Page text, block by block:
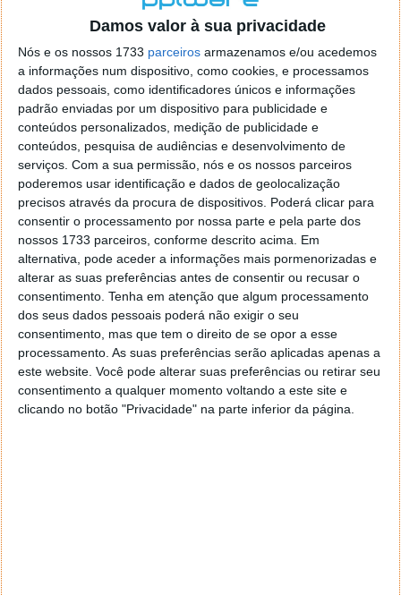
Damos valor à sua privacidade
Nós e os nossos 1733 parceiros armazenamos e/ou acedemos
a informações num dispositivo, como cookies, e processamos
dados pessoais, como identificadores únicos e informações
padrão enviadas por um dispositivo para publicidade e
conteúdos personalizados, medição de publicidade e
conteúdos, pesquisa de audiências e desenvolvimento de
serviços. Com a sua permissão, nós e os nossos parceiros
poderemos usar identificação e dados de geolocalização
precisos através da procura de dispositivos. Poderá clicar para
consentir o processamento por nossa parte e pela parte dos
nossos 1733 parceiros, conforme descrito acima. Em
alternativa, pode aceder a informações mais pormenorizadas e
alterar as suas preferências antes de consentir ou recusar o
consentimento. Tenha em atenção que algum processamento
dos seus dados pessoais poderá não exigir o seu
consentimento, mas que tem o direito de se opor a esse
processamento. As suas preferências serão aplicadas apenas a
este website. Você pode alterar suas preferências ou retirar seu
consentimento a qualquer momento voltando a este site e
clicando no botão "Privacidade" na parte inferior da página.
Numa publicação no seu blog, a OnePlus, pelo seu
CEO Pete Lau, falou um pouco daquilo que tem
planeado para o futuro. A OnePlus 2.0 está a chegar.
Asus Zenfone 8 Flip – um ecrã infinito,
câmaras que rodam… será que vale a
pena?
O Asus Zenfone 8 Flip é um smartphone de topo